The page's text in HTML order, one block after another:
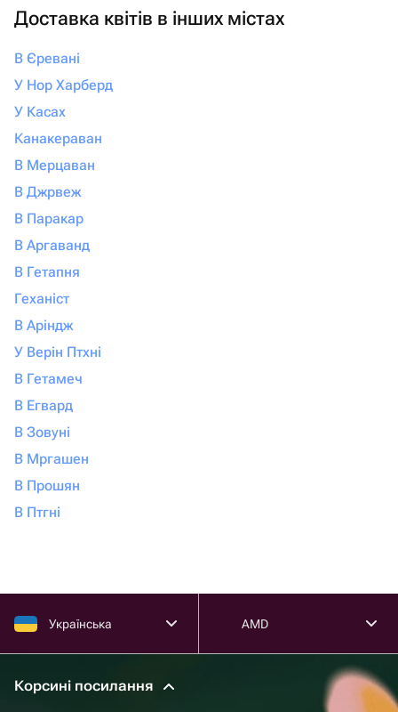
что всё будет выполнено с любовью и
именно сюда. Вы точно не пожалеете!
Доставка квітів в інших містах
В Єревані
У Нор Харберд
У Касах
Канакераван
В Мерцаван
В Джрвеж
В Паракар
В Аргаванд
В Гетапня
Геханіст
В Аріндж
У Верін Птхні
В Гетамеч
В Егвард
В Зовуні
В Мргашен
В Прошян
В Птгні
Українська AMD
Корсині посилання